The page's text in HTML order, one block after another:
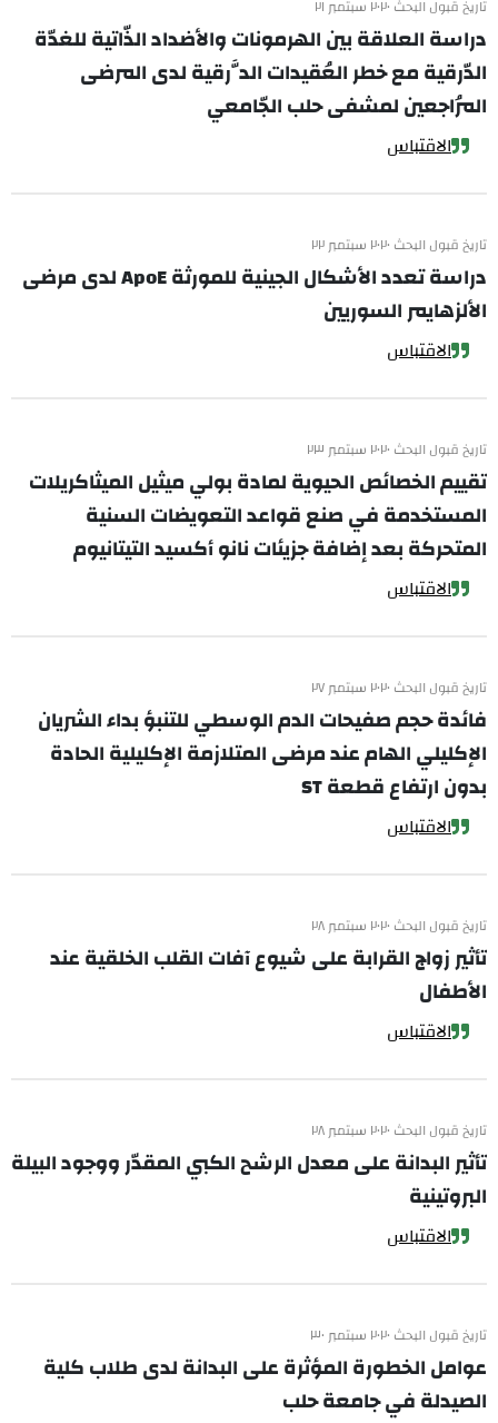
تاريخ قبول البحث ٢٠٢٠ سبتمبر ٢١
دراسة العلاقة بين الهرمونات والأضداد الذّاتية للغدّة
الدّرقية مع خطر العُقيدات الدَّرقية لدى المرضى
المُراجعين لمشفى حلب الجّامعي
الاقتباس
تاريخ قبول البحث ٢٠٢٠ سبتمبر ٢٢
دراسة تعدد الأشكال الجينية للمورثة ApoE لدى مرضى
الألزهايمر السوريين
الاقتباس
تاريخ قبول البحث ٢٠٢٠ سبتمبر ٢٣
تقييم الخصائص الحيوية لمادة بولي ميثيل الميثاكريلات
المستخدمة في صنع قواعد التعويضات السنية
المتحركة بعد إضافة جزيئات نانو أكسيد التيتانيوم
الاقتباس
تاريخ قبول البحث ٢٠٢٠ سبتمبر ٢٧
فائدة حجم صفيحات الدم الوسطي للتنبؤ بداء الشريان
الإكليلي الهام عند مرضى المتلازمة الإكليلية الحادة
بدون ارتفاع قطعة ST
الاقتباس
تاريخ قبول البحث ٢٠٢٠ سبتمبر ٢٨
تأثير زواج القرابة على شيوع آفات القلب الخلقية عند
الأطفال
الاقتباس
تاريخ قبول البحث ٢٠٢٠ سبتمبر ٢٨
تأثير البدانة على معدل الرشح الكبي المقدّر ووجود البيلة
البروتينية
الاقتباس
تاريخ قبول البحث ٢٠٢٠ سبتمبر ٣٠
عوامل الخطورة المؤثرة على البدانة لدى طلاب كلية
الصيدلة في جامعة حلب